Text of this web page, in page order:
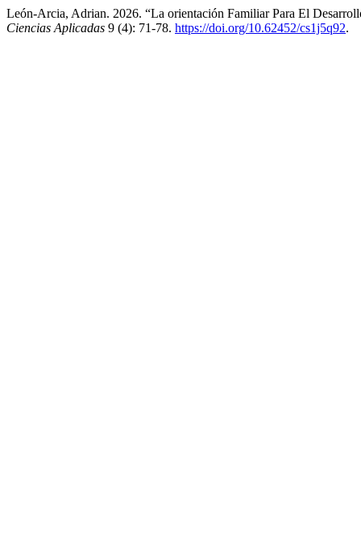
León-Arcia, Adrian. 2026. “La orientación Familiar Para El
Ciencias Aplicadas 9 (4): 71-78. https://doi.org/10.62452/cs1j5q92.